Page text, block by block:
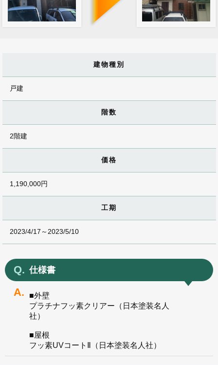
建物種別
戸建
階数
2階建
価格
1,190,000円
工期
2023/4/17～2023/5/10
仕様書
■外壁
プラチナフッ素クリアー（日本塗装名人
社）
■屋根
フッ素UVコートⅡ（日本塗装名人社）